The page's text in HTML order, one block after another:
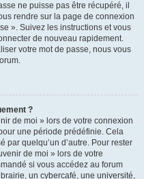
ne puisse pas être récupéré, il
rendre sur la page de connexion
». Suivez les instructions et vous
de nouveau rapidement.
votre mot de passe, nous vous
?
de moi » lors de votre connexion
une période prédéfinie. Cela
par quelqu’un d’autre. Pour rester
de moi » lors de votre
si vous accédez au forum
un cybercafé, une université,